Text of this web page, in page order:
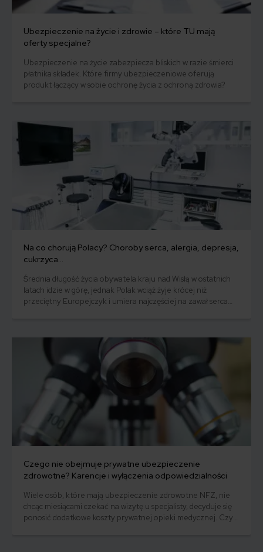
Ubezpieczenie na życie i zdrowie – które TU mają
oferty specjalne?
Ubezpieczenie na życie zabezpiecza bliskich w razie śmierci
płatnika składek. Które firmy ubezpieczeniowe oferują
produkt łączący w sobie ochronę życia z ochroną zdrowia?
Na co chorują Polacy? Choroby serca, alergia, depresja,
cukrzyca…
Średnia długość życia obywatela kraju nad Wisłą w ostatnich
latach idzie w górę, jednak Polak wciąż żyje krócej niż
przeciętny Europejczyk i umiera najczęściej na zawał serca
występujące schorzenia.
Czego nie obejmuje prywatne ubezpieczenie
zdrowotne? Karencje i wyłączenia odpowiedzialności
Wiele osób, które mają ubezpieczenie zdrowotne NFZ, nie
chcąc miesiącami czekać na wizytę u specjalisty, decyduje się
ponosić dodatkowe koszty prywatnej opieki medycznej. Czy